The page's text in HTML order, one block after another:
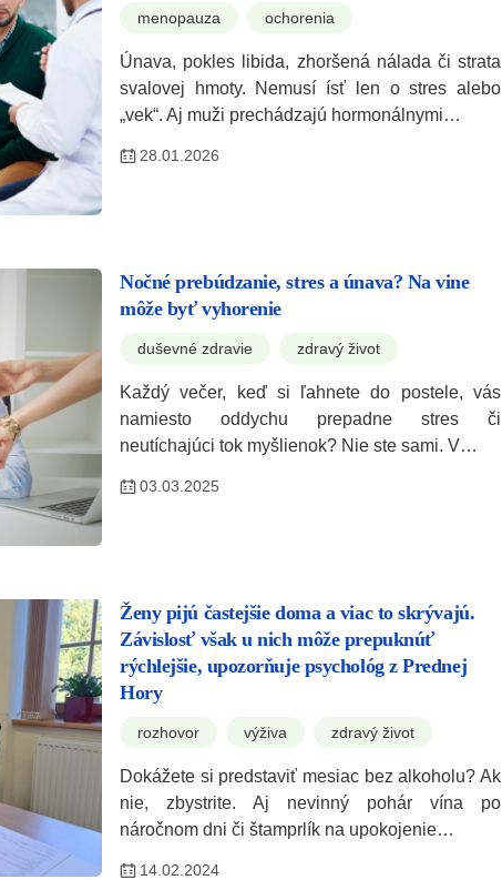
menopauza ochorenia
Únava, pokles libida, zhoršená nálada či strata
svalovej hmoty. Nemusí ísť len o stres alebo
„vek“. Aj muži prechádzajú hormonálnymi…
28.01.2026
Nočné prebúdzanie, stres a únava? Na vine
môže byť vyhorenie
duševné zdravie zdravý život
Každý večer, keď si ľahnete do postele, vás
namiesto oddychu prepadne stres či
neutíchajúci tok myšlienok? Nie ste sami. V…
03.03.2025
Ženy pijú častejšie doma a viac to skrývajú.
Závislosť však u nich môže prepuknúť
rýchlejšie, upozorňuje psychológ z Prednej
Hory
rozhovor výživa zdravý život
Dokážete si predstaviť mesiac bez alkoholu? Ak
nie, zbystrite. Aj nevinný pohár vína po
náročnom dni či štamprlík na upokojenie…
14.02.2024